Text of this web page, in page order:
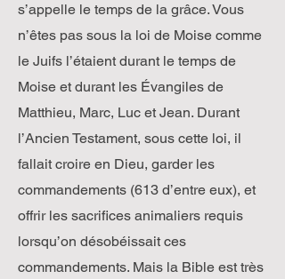
s’appelle le temps de la grâce. Vous
n’êtes pas sous la loi de Moise comme
le Juifs l’étaient durant le temps de
Moise et durant les Évangiles de
Matthieu, Marc, Luc et Jean. Durant
l’Ancien Testament, sous cette loi, il
fallait croire en Dieu, garder les
commandements (613 d’entre eux), et
offrir les sacrifices animaliers requis
lorsqu’on désobéissait ces
commandements. Mais la Bible est très